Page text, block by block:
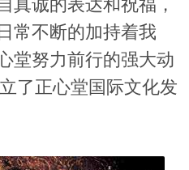
真诚的表达和祝福，
常不断的加持着我
堂努力前行的强大动
了正心堂国际文化发